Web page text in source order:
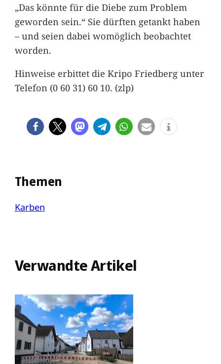
„Das könnte für die Diebe zum Problem
geworden sein.“ Sie dürften getankt haben
– und seien dabei womöglich beobachtet
worden.
Hinweise erbittet die Kripo Friedberg unter
Telefon (0 60 31) 60 10. (zlp)
Themen
Karben
Verwandte Artikel